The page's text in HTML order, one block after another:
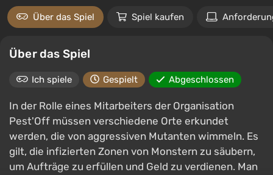
Über das Spiel Spiel kaufen
Über das Spiel
Ich spiele Gespielt Abgeschlossen
In der Rolle eines Mitarbeiters der Organisation
Pest'Off müssen verschiedene Orte erkundet
werden, die von aggressiven Mutanten wimmeln. Es
gilt, die infizierten Zonen von Monstern zu säubern,
um Aufträge zu erfüllen und Geld zu verdienen. Man